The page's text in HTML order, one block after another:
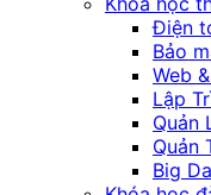
Điện
Bảo
Web
Lập
Quản
Quản
Big